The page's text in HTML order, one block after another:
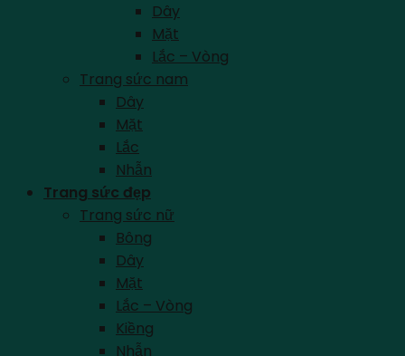
Dây
Mặt
Lắc – Vòng
Trang sức nam
Dây
Mặt
Lắc
Nhẫn
Trang sức đẹp
Trang sức nữ
Bông
Dây
Mặt
Lắc – Vòng
Kiềng
Nhẫn